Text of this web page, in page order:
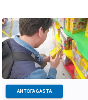
ANTOFAGASTA